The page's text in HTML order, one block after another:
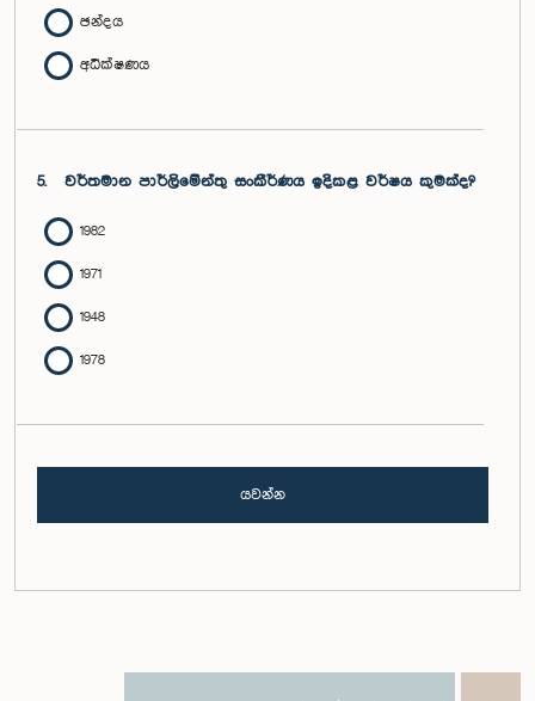
ඡන්දය
අධීක්ෂණය
5.වර්තමාන පාර්ලිමේන්තු සංකීර්ණය ඉදිකළ වර්ෂය කුමක්ද?
1982
1971
1948
1978
යවන්න